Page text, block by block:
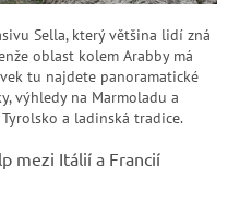
Sella, který většina lidí zná
oblast kolem Arabby má
tu najdete panoramatické
výhledy na Marmoladu a
a ladinská tradice.
mezi Itálií a Francií